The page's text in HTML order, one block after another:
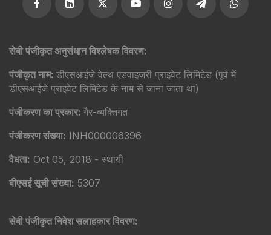
सेबी पंजीकृत अनुसंधान विश्लेषक विवरण:
पंजीकृत नाम: डीएसआईजे वेल्थ एडवाइजरी प्राइवेट लिमिटेड (पूर्व में
डीएसआईजे प्राइवेट लिमिटेड के नाम से जाना जाता था)
पंजीकरण का प्रकार: गैर-व्यक्तिगत
पंजीकरण संख्या: INH000006396
वैधता: Oct 05, 2018 - स्थायी
बीएसई सूची संख्या: 5307
सेबी पंजीकृत निवेश सलाहकार विवरण: